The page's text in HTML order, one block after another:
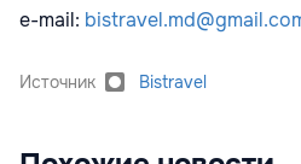
e-mail:
Источник Bistravel